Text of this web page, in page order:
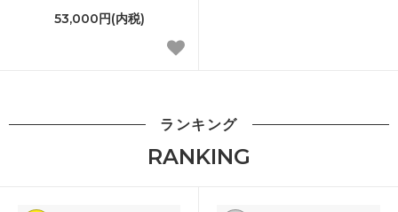
53,000円(内税)
ランキング
RANKING